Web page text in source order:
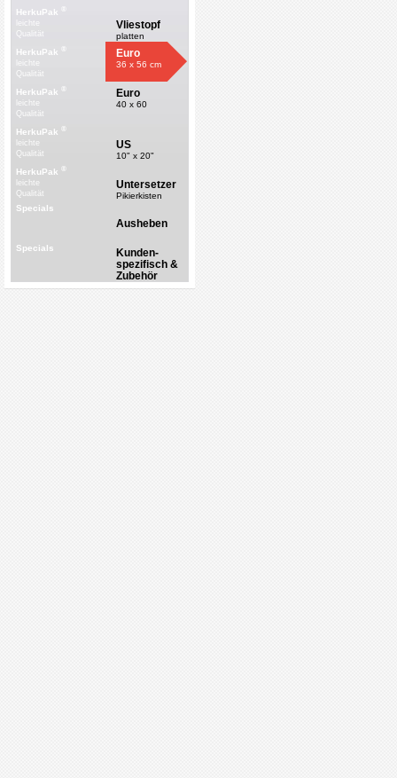
HerkuPak
leichte
Qualität
Vliestopf
platten
HerkuPak ®
leichte
Qualität
Euro
36 x 56 cm
HerkuPak ®
leichte
Qualität
Euro
40 x 60
HerkuPak ®
leichte
Qualität
US
10" x 20"
HerkuPak ®
leichte
Qualität
Untersetzer
Pikierkisten
Specials
Ausheben
Specials
Kunden-
spezifisch &
Zubehör